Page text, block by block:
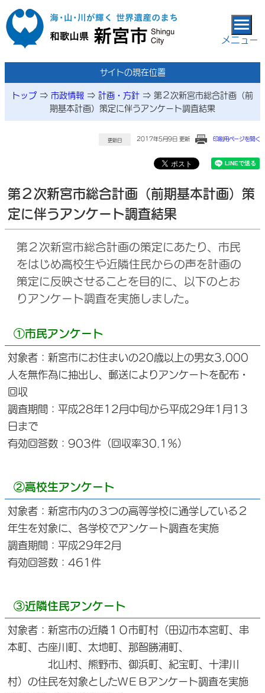
本文へ移動
メニュー
サイトの現在位置
トップ ⇒ 市政情報 ⇒ 計画・方針 ⇒ 第２次新宮市総合計画（前
期基本計画）策定に伴うアンケート調査結果
更新日 2017年5月9日 更新 印刷用ページを開く
第２次新宮市総合計画（前期基本計画）策
定に伴うアンケート調査結果
第２次新宮市総合計画の策定にあたり、市民
をはじめ高校生や近隣住民からの声を計画の
策定に反映させることを目的に、以下のとお
りアンケート調査を実施しました。
①市民アンケート
対象者：新宮市にお住まいの20歳以上の男女3,000
人を無作為に抽出し、郵送によりアンケートを配布・
回収
調査期間：平成28年12月中旬から平成29年1月13
日まで
有効回答数：903件（回収率30.1％）
②高校生アンケート
対象者：新宮市内の３つの高等学校に通学している２
年生を対象に、各学校でアンケート調査を実施
調査期間：平成29年2月
有効回答数：461件
③近隣住民アンケート
対象者：新宮市の近隣１０市町村（田辺市本宮町、串
本町、古座川町、太地町、那智勝浦町、
北山村、熊野市、御浜町、紀宝町、十津川
村）の住民を対象としたＷＥＢアンケート調査を実施